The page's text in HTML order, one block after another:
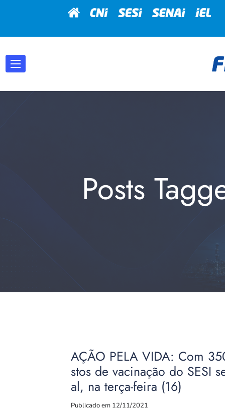
Posts
AÇÃO PELA VIDA: Com
stos de vacinação do SESI
al, na terça-feira (16)
Publicado em 12/11/2021